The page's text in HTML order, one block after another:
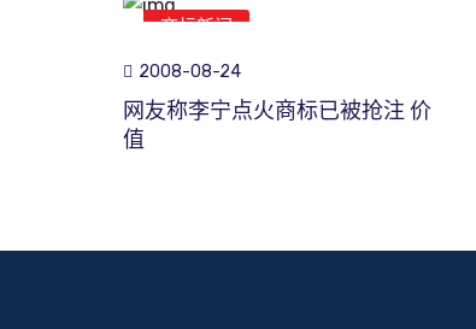
商标新闻
2008-08-24
网友称李宁点火商标已被抢注 价
值